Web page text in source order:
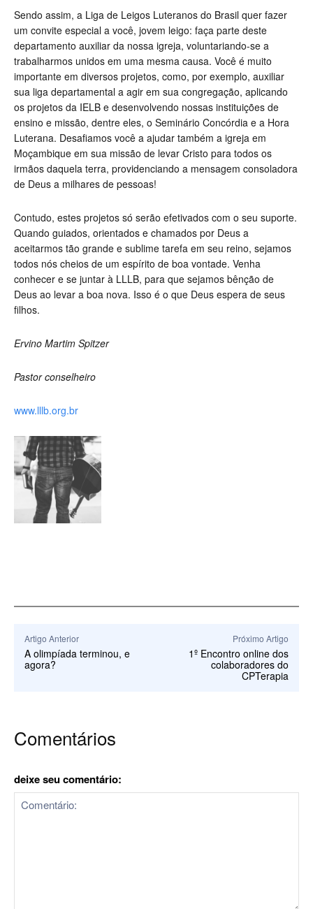
Sendo assim, a Liga de Leigos Luteranos do Brasil quer fazer
um convite especial a você, jovem leigo: faça parte deste
departamento auxiliar da nossa igreja, voluntariando-se a
trabalharmos unidos em uma mesma causa. Você é muito
importante em diversos projetos, como, por exemplo, auxiliar
sua liga departamental a agir em sua congregação, aplicando
os projetos da IELB e desenvolvendo nossas instituições de
ensino e missão, dentre eles, o Seminário Concórdia e a Hora
Luterana. Desafiamos você a ajudar também a igreja em
Moçambique em sua missão de levar Cristo para todos os
irmãos daquela terra, providenciando a mensagem consoladora
de Deus a milhares de pessoas!
Contudo, estes projetos só serão efetivados com o seu suporte.
Quando guiados, orientados e chamados por Deus a
aceitarmos tão grande e sublime tarefa em seu reino, sejamos
todos nós cheios de um espírito de boa vontade. Venha
conhecer e se juntar à LLLB, para que sejamos bênção de
Deus ao levar a boa nova. Isso é o que Deus espera de seus
filhos.
Ervino Martim Spitzer
Pastor conselheiro
www.lllb.org.br
Artigo Anterior
A olimpíada terminou, e
agora?
Próximo Artigo
1º Encontro online dos
colaboradores do
CPTerapia
Comentários
deixe seu comentário: